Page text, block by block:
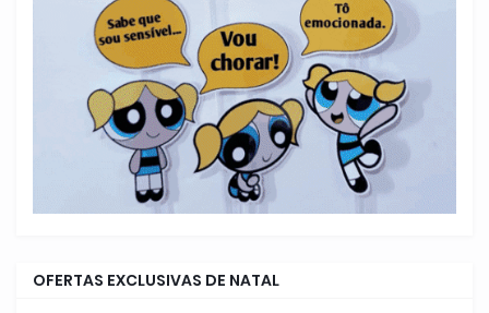
OFERTAS EXCLUSIVAS DE NATAL